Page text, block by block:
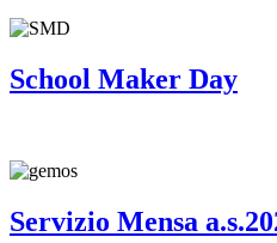
School Maker Day
Servizio Mensa